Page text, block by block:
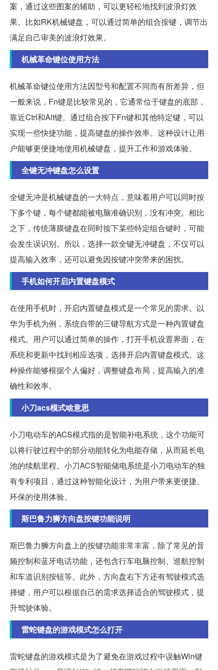
案，通过这些图案的辅助，可以更轻松地找到波浪灯效
果。比如RK机械键盘，可以通过简单的组合按键，调节出
满足自己审美的波浪灯效果。
机械革命键位使用方法
机械革命键位使用方法因型号和配置不同而有所差异，但
一般来说，Fn键是比较常见的，它通常位于键盘的底部，
靠近Ctrl和Alt键。通过组合按下Fn键和其他特定键，可以
实现一些快捷功能，提高键盘的操作效率。这种设计让用
户能够更便捷地使用机械键盘，提升工作和游戏体验。
全键无冲键盘怎么设置
全键无冲是机械键盘的一大特点，意味着用户可以同时按
下多个键，每个键都能被电脑准确识别，没有冲突。相比
之下，传统薄膜键盘在同时按下某些特定组合键时，可能
会发生误识别。所以，选择一款全键无冲键盘，不仅可以
提高输入效率，还可以避免因按键冲突带来的困扰。
手机如何开启内置键盘模式
在使用手机时，开启内置键盘模式是一个常见的需求。以
华为手机为例，系统自带的三键导航方式是一种内置键盘
模式。用户可以通过简单的操作，打开手机设置界面，在
系统和更新中找到相应选项，选择开启内置键盘模式。这
种操作能够根据个人偏好，调整键盘布局，提高输入的准
确性和效率。
小刀acs模式啥意思
小刀电动车的ACS模式指的是智能补电系统，这个功能可
以将行驶过程中的部分动能转化为电能存储，从而延长电
池的续航里程。小刀ACS智能储电系统是小刀电动车的独
有专利项目，通过这种智能化设计，为用户带来更便捷、
环保的使用体验。
斯巴鲁力狮方向盘按键功能说明
斯巴鲁力狮方向盘上的按键功能非常丰富，除了常见的音
频控制和蓝牙电话功能，还包含行车电脑控制、巡航控制
和车道识别按钮等。此外，方向盘右下方还有驾驶模式选
择键，用户可以根据自己的需求选择适合的驾驶模式，提
升驾驶体验。
雷蛇键盘的游戏模式怎么打开
雷蛇键盘的游戏模式是为了避免在游戏过程中误触Win键